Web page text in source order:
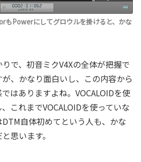
もPowerにしてグロウルを掛けると、かな
で、初音ミクV4Xの全体が把握で
、かなり面白いし、この内容から
はありますよね。VOCALOIDを使
これまでVOCALOIDを使っていな
自体初めてという人も、かな
思います。